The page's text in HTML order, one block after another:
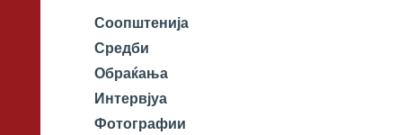
Соопштенија
Средби
Обраќања
Интервјуа
Фотографии